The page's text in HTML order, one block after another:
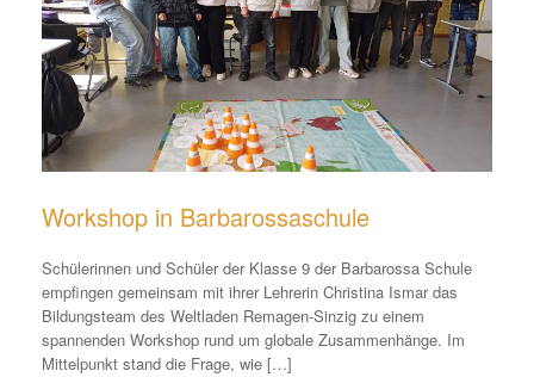
Workshop in Barbarossaschule
Schülerinnen und Schüler der Klasse 9 der Barbarossa Schule
empfingen gemeinsam mit ihrer Lehrerin Christina Ismar das
Bildungsteam des Weltladen Remagen-Sinzig zu einem
spannenden Workshop rund um globale Zusammenhänge. Im
Mittelpunkt stand die Frage, wie […]